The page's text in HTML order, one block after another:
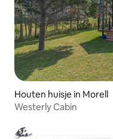
Houten huisje in Morell
Westerly Cabin